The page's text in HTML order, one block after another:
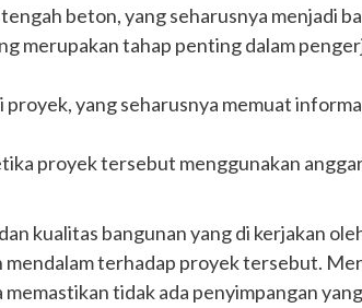
beton, yang seharusnya menjadi
merupakan tahap penting dalam
yang seharusnya memuat
proyek tersebut menggunakan
kualitas bangunan yang di kerjakan
terhadap proyek tersebut.
tidak ada penyimpangan